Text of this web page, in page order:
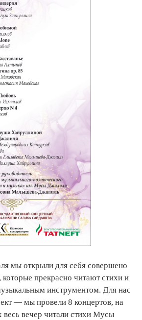
мы открыли для себя совершено
которые прекрасно читают стихи и
инструментом. Для нас
— мы провели 8 концертов, на
вечер читали стихи Мусы